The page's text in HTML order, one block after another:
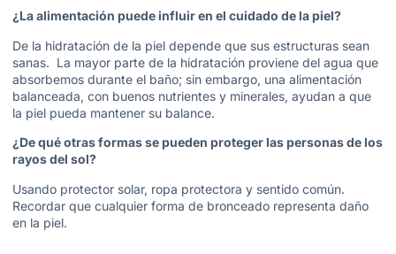
¿La alimentación puede influir en el cuidado de la piel?
De la hidratación de la piel depende que sus estructuras sean
sanas. La mayor parte de la hidratación proviene del agua que
absorbemos durante el baño; sin embargo, una alimentación
balanceada, con buenos nutrientes y minerales, ayudan a que
la piel pueda mantener su balance.
¿De qué otras formas se pueden proteger las personas de los
rayos del sol?
Usando protector solar, ropa protectora y sentido común.
Recordar que cualquier forma de bronceado representa daño
en la piel.